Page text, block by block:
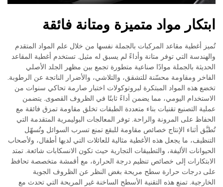
ابتكار مواد متميزة ومتانة فائقة
تُميز أغطية مقاعد المركبات بالجملة نفسها من خلال علم المواد المتقدم
والهندسة التي توفر متانة وأداءً لم يسبق له مثيل. تستخدم أغطية المقاعد
الحديثة بالجملة موادًا صناعية متطورة تجمع بين مظهر الجلد الأصلي
الفاخر ومقاومة محسّنة للتشقق، والتلاشي، والأضرار الناتجة عن الرطوبة.
تخضع هذه المواد المبتكرة لبروتوكولات اختبار صارمة تحاكي سنوات من
الاستخدام اليومي، مما يضمن أداءً ثابتًا في الظروف القصوى. يتضمن
عملية التصنيع تقنيات بناء متعددة الطبقات تخلق مقاومة تمزق فائقة مع
الحفاظ على المرونة والراحة. توفر المعالجات البوليمرية المتقدمة التي
تُطبَّق أثناء الإنتاج خصائص مقاومة للبقع تمنع تسرب السوائل وتُسهّل
التنظيف، ما يجعل هذه الأغطية مثالية للعائلات التي لديها أطفال، ولأصحاب
الحيوانات الأليفة، والتطبيقات التجارية حيث تكون الانسكابات شائعة. تمتد
الابتكارات إلى خصائص تنظيم درجة الحرارة، مع أقمشة متخصصة تحافظ
على درجات حرارة سطح مريحة بغض النظر عن الظروف الجوية
الخارجية. تمنع هذه التقنية الأسطح الساخنة غير المريحة التي تحدث مع